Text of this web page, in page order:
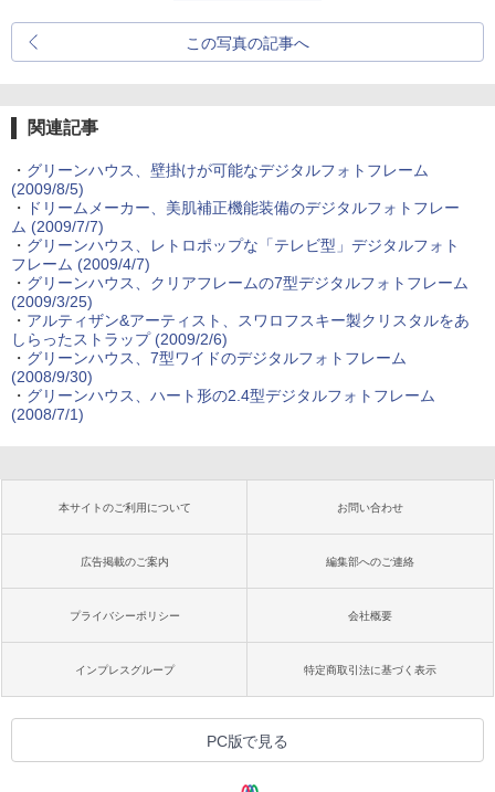
この写真の記事へ
関連記事
・ グリーンハウス、壁掛けが可能なデジタルフォトフレーム
(2009/8/5)
・
ドリームメーカー、美肌補正機能装備のデジタルフォトフレー
ム (2009/7/7)
・ グリーンハウス、レトロポップな「テレビ型」デジタルフォト
フレーム (2009/4/7)
・ グリーンハウス、クリアフレームの7型デジタルフォトフレーム
(2009/3/25)
・ アルティザン&アーティスト、スワロフスキー製クリスタルをあ
しらったストラップ (2009/2/6)
・ グリーンハウス、7型ワイドのデジタルフォトフレーム
(2008/9/30)
・ グリーンハウス、ハート形の2.4型デジタルフォトフレーム
(2008/7/1)
本サイトのご利用について お問い合わせ
広告掲載のご案内 編集部へのご連絡
プライバシーポリシー 会社概要
インプレスグループ 特定商取引法に基づく表示
PC版で見る